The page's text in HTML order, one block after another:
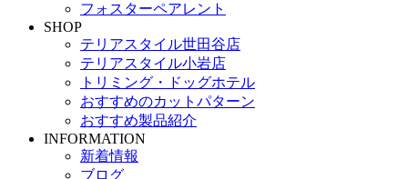
フォスターペアレント
SHOP
テリアスタイル世田谷店
テリアスタイル小岩店
トリミング・ドッグホテル
おすすめのカットパターン
おすすめ製品紹介
INFORMATION
新着情報
ブログ